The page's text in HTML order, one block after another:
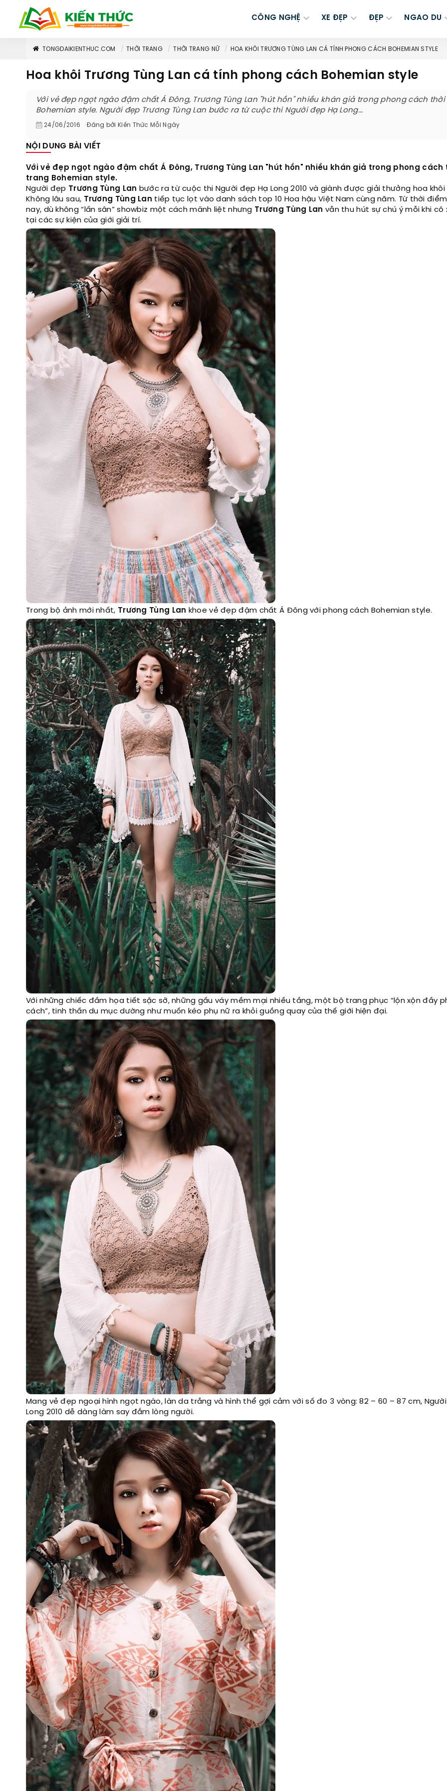
CÔNG NGHỆ XE ĐẸP ĐẸP NGAO DU
TONGDAIKIENTHUC.COM THỜI TRANG THỜI TRANG NỮ HOA KHÔI TRƯƠNG TÙNG LAN CÁ TÍNH PHONG CÁCH BOHEMIAN STYLE
Hoa khôi Trương Tùng Lan cá tính phong cách Bohemian style
Với vẻ đẹp ngọt ngào đậm chất Á Đông, Trương Tùng Lan "hút hồn" nhiều khán giả trong phong cách
Bohemian style. Người đẹp Trương Tùng Lan bước ra từ cuộc thi Người đẹp Hạ Long...
24/06/2016 Đăng bởi Kiến Thức Mỗi Ngày
NỘI DUNG BÀI VIẾT
Với vẻ đẹp ngọt ngào đậm chất Á Đông, Trương Tùng Lan "hút hồn" nhiều khán giả trong phong cách
trang Bohemian style.
Người đẹp Trương Tùng Lan bước ra từ cuộc thi Người đẹp Hạ Long 2010 và giành được giải thưởng hoa khôi
Không lâu sau, Trương Tùng Lan tiếp tục lọt vào danh sách top 10 Hoa hậu Việt Nam cùng năm. Từ thời
nay, dù không “lấn sân” showbiz một cách mãnh liệt nhưng Trương Tùng Lan vẫn thu hút sự chú ý mỗi khi cô
tại các sự kiện của giới giải trí.
Trong bộ ảnh mới nhất, Trương Tùng Lan khoe vẻ đẹp đậm chất Á Đông với phong cách Bohemian style.
Với những chiếc đầm họa tiết sặc sỡ, những gấu váy mềm mại nhiều tầng, một bộ trang phục “lộn xộn đầy
cách”, tinh thần du mục dường như muốn kéo phụ nữ ra khỏi guồng quay của thế giới hiện đại.
Mang vẻ đẹp ngoại hình ngọt ngào, làn da trắng và hình thể gợi cảm với số đo 3 vòng: 82 – 60 – 87 cm,
Long 2010 dễ dàng làm say đắm lòng người.